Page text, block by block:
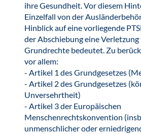
ihre Gesundheit. Vor diesem
Einzelfall von der
Hinblick auf eine vorliegende
der Abschiebung eine
Grundrechte bedeutet. Zu
vor allem:
- Artikel 1 des Grundgesetzes
- Artikel 2 des Grundgesetzes
Unversehrtheit)
- Artikel 3 der Europäischen
Menschenrechtskonvention
unmenschlicher oder